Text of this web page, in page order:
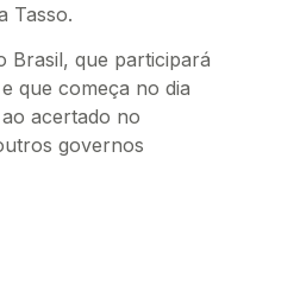
Tasso.
Brasil, que participará
que começa no dia
acertado no
governos